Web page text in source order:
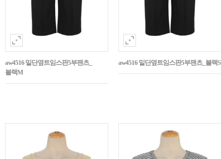
aw4516 밑단옆트임스판5부팬츠_
블랙M
aw4516 밑단옆트임스판5부팬츠_블랙S